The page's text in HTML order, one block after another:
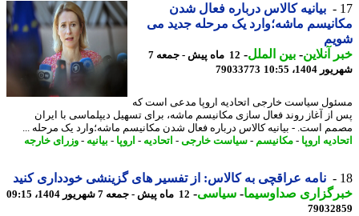
بیانیه کالاس درباره فعال شدن
ماشه؛وارد یک مرحله جدید می
آنلاین-بین الملل-
12 ماه پیش - جمعه 7
10:55
79033773
سیاست خارجی اتحادیه اروپا مدعی است که
آغاز روند فعال سازی مکانیسم ماشه، برای تسهیل دیپلماسی با ایران
است. - بیانیه کالاس درباره فعال شدن مکانیسم ماشه؛وارد یک مرحله ...
اروپا - مکانیسم-سیاست خارجی-اتحادیه-اروپا - بیانیه-وزرای خارجه
نامه عراقچی به کالاس: از تفسیر های گزینشی خودداری کنید
صداوسیما-سیاسی-12 ماه پیش - جمعه 7 شهریور 1404، 09:15